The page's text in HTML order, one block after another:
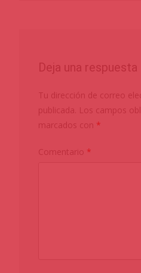
Deja una respuesta
Tu dirección de correo
publicada. Los campos
marcados con *
Comentario *